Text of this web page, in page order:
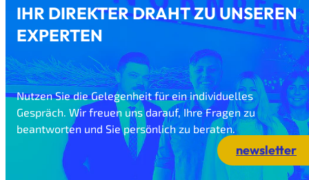
newsletter
IHR DIREKTER DRAHT ZU UNSEREN
EXPERTEN
Nutzen Sie die Gelegenheit für ein individuelles
Gespräch. Wir freuen uns darauf, Ihre Fragen zu
beantworten und Sie persönlich zu beraten.